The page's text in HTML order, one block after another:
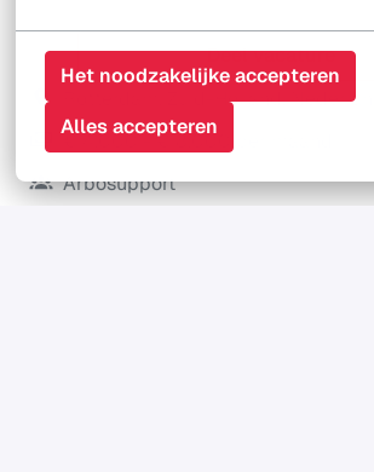
Het noodzakelijke accepteren
Alles accepteren
Deel vacature
Zuid-Holland,Nederland
€ 4.000 - € 8.000 per maand
Arbosupport